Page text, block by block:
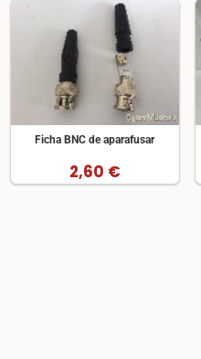
Ficha BNC de aparafusar
2,60 €